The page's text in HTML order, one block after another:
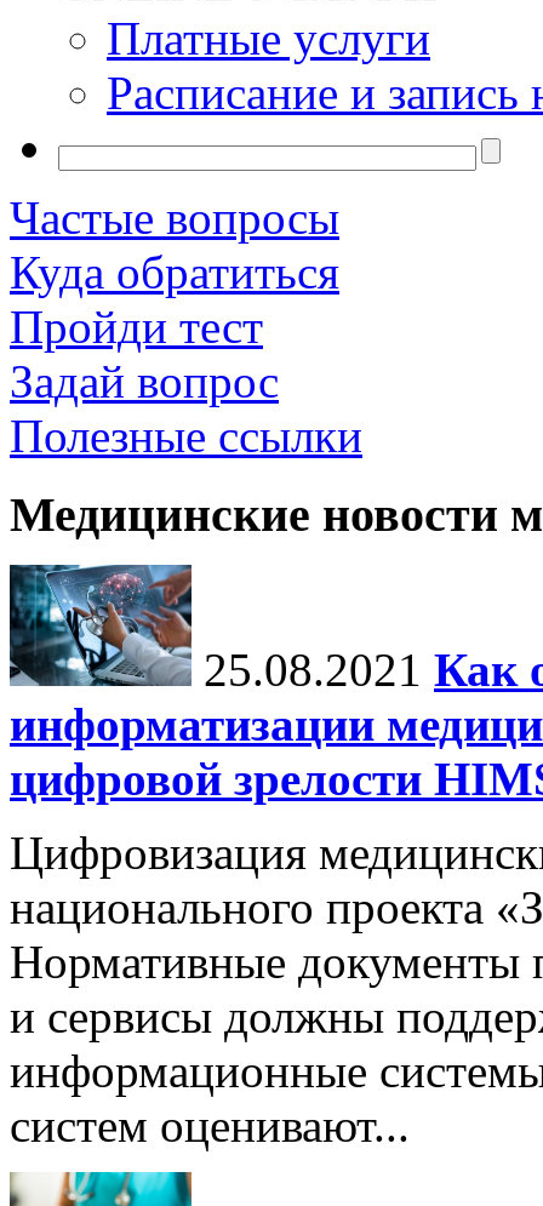
Платные услуги
Расписание и запись
Частые вопросы
Куда обратиться
Пройди тест
Задай вопрос
Полезные ссылки
Медицинские новости
25.08.2021 Как
информатизации
цифровой зрелости
Цифровизация
национального проекта
Нормативные документы
и сервисы должны
информационные
систем оценивают...